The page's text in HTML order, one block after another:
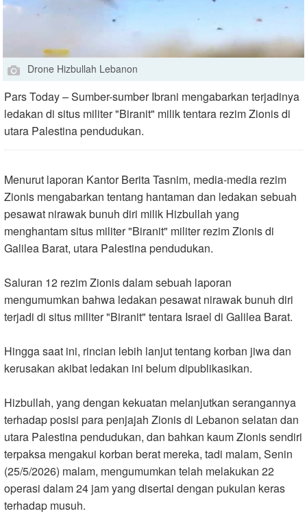
Drone Hizbullah Lebanon
Pars Today – Sumber-sumber Ibrani mengabarkan terjadinya
ledakan di situs militer "Biranit" milik tentara rezim Zionis di
utara Palestina pendudukan.
Menurut laporan Kantor Berita Tasnim, media-media rezim
Zionis mengabarkan tentang hantaman dan ledakan sebuah
pesawat nirawak bunuh diri milik Hizbullah yang
menghantam situs militer "Biranit" militer rezim Zionis di
Galilea Barat, utara Palestina pendudukan.
Saluran 12 rezim Zionis dalam sebuah laporan
mengumumkan bahwa ledakan pesawat nirawak bunuh diri
terjadi di situs militer "Biranit" tentara Israel di Galilea Barat.
Hingga saat ini, rincian lebih lanjut tentang korban jiwa dan
kerusakan akibat ledakan ini belum dipublikasikan.
Hizbullah, yang dengan kekuatan melanjutkan serangannya
terhadap posisi para penjajah Zionis di Lebanon selatan dan
utara Palestina pendudukan, dan bahkan kaum Zionis sendiri
terpaksa mengakui korban berat mereka, tadi malam, Senin
(25/5/2026) malam, mengumumkan telah melakukan 22
operasi dalam 24 jam yang disertai dengan pukulan keras
terhadap musuh.